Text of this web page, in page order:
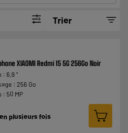
Trier
XIAOMI Redmi 15 5G 256Go Noir
: 6,9 "
: 256 Go
: 50 MP
plusieurs fois